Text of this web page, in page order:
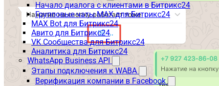
Начало диалога с клиентами в Битрикс24
Групповые чаты MAX для Битрикс24
MAX Bot для Битрикс24
Авито для Битрикс24
VK Сообщества для Битрикс24
Аналитика для Битрикс24
WhatsApp Business API
Этапы подключения к WABA
Верификация компании в Facebook